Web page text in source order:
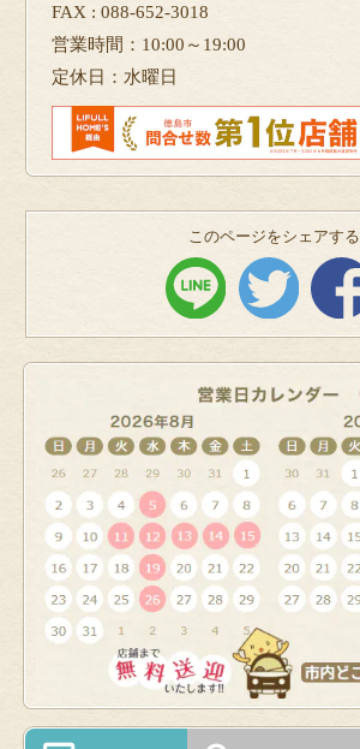
FAX : 088-652-3018
営業時間：10:00～19:00
定休日：水曜日
このページをシェアする